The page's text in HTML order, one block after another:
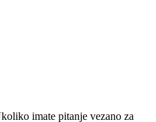
imate pitanje vezano za